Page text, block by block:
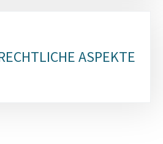
ASPEKTE